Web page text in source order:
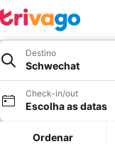
Destino
Schwechat
Check-in/out
Escolha as datas
Ordenar